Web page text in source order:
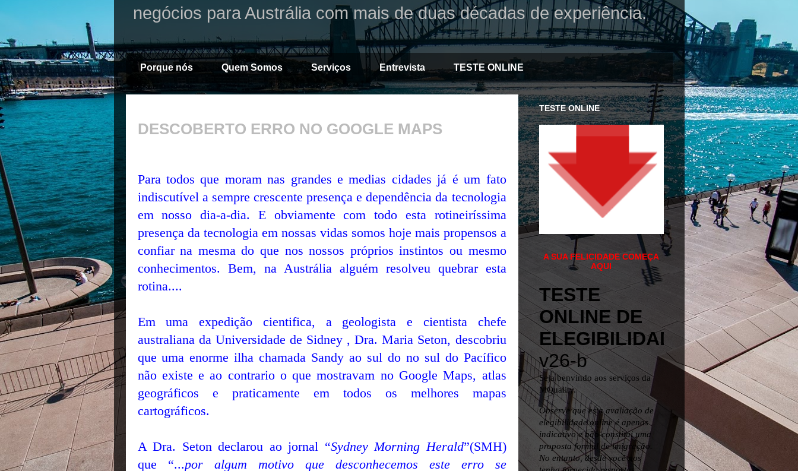
negócios para Austrália com mais de duas décadas de experiência.
Porque nós Quem Somos Serviços Entrevista TESTE ONLINE
DESCOBERTO ERRO NO GOOGLE MAPS
Para todos que moram nas grandes e medias cidades já é um fato
indiscutível a sempre crescente presença e dependência da tecnologia
em nosso dia-a-dia. E obviamente com todo esta rotineiríssima
presença da tecnologia em nossas vidas somos hoje mais propensos a
confiar na mesma do que nos nossos próprios instintos ou mesmo
conhecimentos. Bem, na Austrália alguém resolveu quebrar esta
rotina....
Em uma expedição cientifica, a geologista e cientista chefe
australiana da Universidade de Sidney , Dra. Maria Seton, descobriu
que uma enorme ilha chamada Sandy ao sul do no sul do Pacífico
não existe e ao contrario o que mostravam no Google Maps, atlas
geográficos e praticamente em todos os melhores mapas
cartográficos.
A Dra. Seton declarou ao jornal “Sydney Morning Herald”(SMH)
que “...por algum motivo que desconhecemos este erro se
TESTE ONLINE
A SUA FELICIDADE COMEÇA
AQUI